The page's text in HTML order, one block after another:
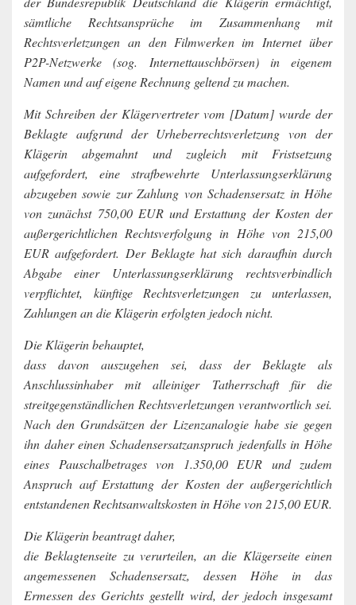
sämtliche Rechtsansprüche im Zusammenhang mit
Rechtsverletzungen an den Filmwerken im Internet über
P2P-Netzwerke (sog. Internettauschbörsen) in eigenem
Namen und auf eigene Rechnung geltend zu machen.
Mit Schreiben der Klägervertreter vom [Datum] wurde der
Beklagte aufgrund der Urheberrechtsverletzung von der
Klägerin abgemahnt und zugleich mit Fristsetzung
aufgefordert, eine strafbewehrte Unterlassungserklärung
abzugeben sowie zur Zahlung von Schadensersatz in Höhe
von zunächst 750,00 EUR und Erstattung der Kosten der
außergerichtlichen Rechtsverfolgung in Höhe von 215,00
EUR aufgefordert. Der Beklagte hat sich daraufhin durch
Abgabe einer Unterlassungserklärung rechtsverbindlich
verpflichtet, künftige Rechtsverletzungen zu unterlassen,
Zahlungen an die Klägerin erfolgten jedoch nicht.
Die Klägerin behauptet,
dass davon auszugehen sei, dass der Beklagte als
Anschlussinhaber mit alleiniger Tatherrschaft für die
streitgegenständlichen Rechtsverletzungen verantwortlich sei.
Nach den Grundsätzen der Lizenzanalogie habe sie gegen
ihn daher einen Schadensersatzanspruch jedenfalls in Höhe
eines Pauschalbetrages von 1.350,00 EUR und zudem
Anspruch auf Erstattung der Kosten der außergerichtlich
entstandenen Rechtsanwaltskosten in Höhe von 215,00 EUR.
Die Klägerin beantragt daher,
die Beklagtenseite zu verurteilen, an die Klägerseite einen
angemessenen Schadensersatz, dessen Höhe in das
Ermessen des Gerichts gestellt wird, der jedoch insgesamt